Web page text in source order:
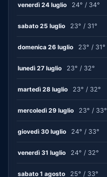
venerdì 24 luglio 24° / 34°
sabato 25 luglio 23° / 31°
domenica 26 luglio 23° / 31°
lunedì 27 luglio 23° / 32°
martedì 28 luglio 23° / 32°
mercoledì 29 luglio 23° / 33°
giovedì 30 luglio 24° / 33°
venerdì 31 luglio 24° / 32°
sabato 1 agosto 25° / 33°